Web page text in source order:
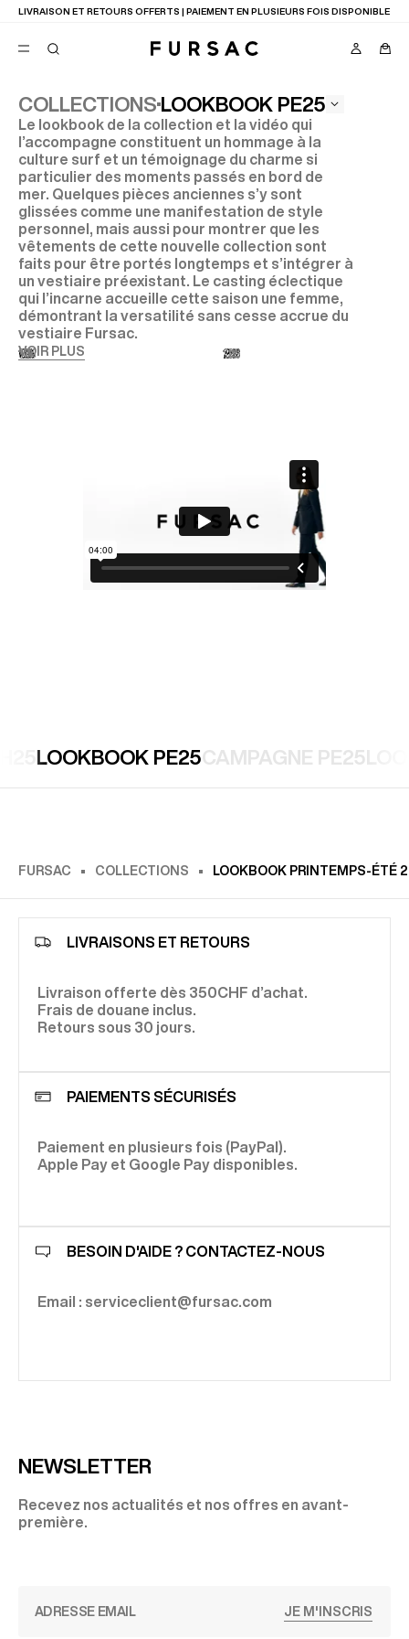
LIVRAISON ET RETOURS OFFERTS | PAIEMENT EN PLUSIEURS FOIS DISPONIBLE
COLLECTIONS LOOKBOOK PE25
Le lookbook de la collection et la vidéo qui
l’accompagne constituent un hommage à la
culture surf et un témoignage du charme si
particulier des moments passés en bord de
mer. Quelques pièces anciennes s’y sont
glissées comme une manifestation de style
personnel, mais aussi pour montrer que les
vêtements de cette nouvelle collection sont
faits pour être portés longtemps et s’intégrer à
un vestiaire préexistant. Le casting éclectique
qui l’incarne accueille cette saison une femme,
démontrant la versatilité sans cesse accrue du
vestiaire Fursac.
VOIR PLUS
01 02
03 04
05 06
07 08
09 10
11 12
13 14
15 16
17 18
19 20
LOOKBOOK PE25CAMPAGNE PE25
FURSAC COLLECTIONS LOOKBOOK PRINTEMPS-ÉTÉ
LIVRAISONS ET RETOURS
Livraison offerte dès 350CHF d’achat.
Frais de douane inclus.
Retours sous 30 jours.
PAIEMENTS SÉCURISÉS
Paiement en plusieurs fois (PayPal).
Apple Pay et Google Pay disponibles.
BESOIN D'AIDE ? CONTACTEZ-NOUS
Email : serviceclient@fursac.com
NEWSLETTER
Recevez nos actualités et nos offres en avant-
première.
JE M'INSCRIS
FAVORIS
COSTUMES
PANTALONS
BLOUSONS
SUGGESTIONS
MEILLEURES VENTES
NOUVELLE COLLECTION
LAST CHANCE